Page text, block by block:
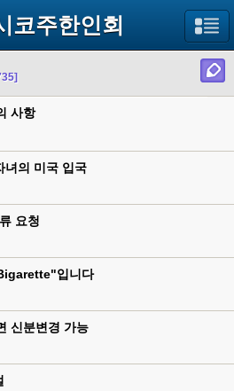
코주한인회
사항
녀의 미국 입국
요청
입니다
신분변경 가능